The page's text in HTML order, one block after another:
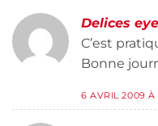
Delices
C’est
Bonne
6 AVRIL 2009 À